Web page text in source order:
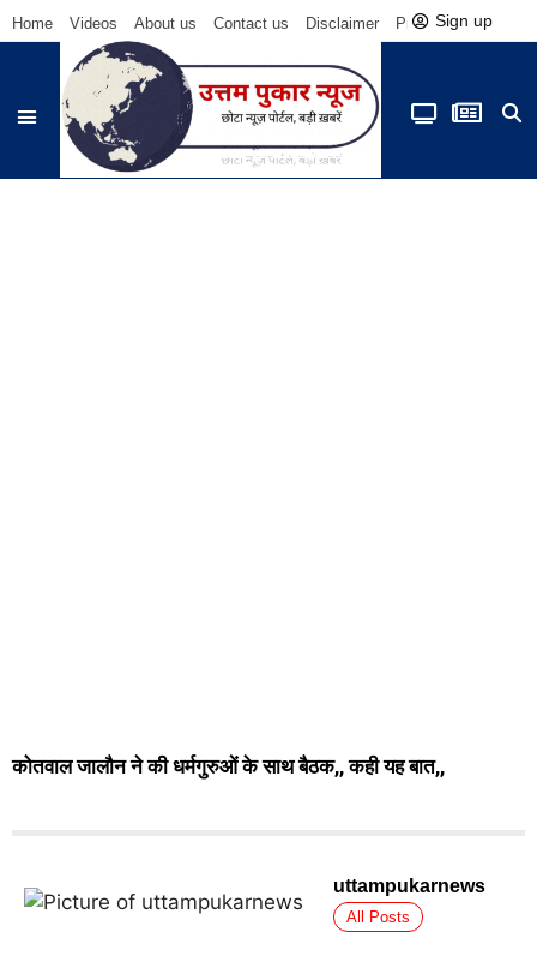
Home Videos About us Contact us Disclaimer Privacy Policy
Sign up
कोतवाल जालौन ने की धर्मगुरुओं के साथ बैठक,, कही यह बात,,
uttampukarnews
All Posts